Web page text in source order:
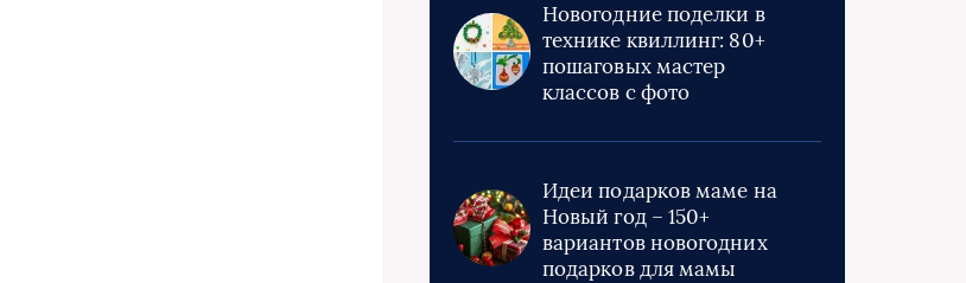
Новогодние поделки в
технике квиллинг: 80+
пошаговых мастер
классов с фото
Идеи подарков маме на
Новый год – 150+
вариантов новогодних
подарков для мамы